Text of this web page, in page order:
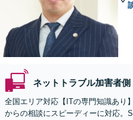
ネットトラブル加害者側
全国エリア対応【ITの専門知識あり
からの相談にスピーディーに対応。